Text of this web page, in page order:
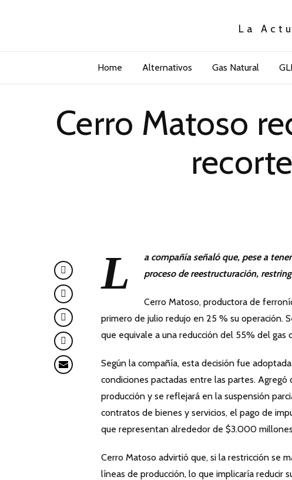
La
Home Alternativos Gas Natural
Cerro Matoso
L
a compañía señaló que, pese a
proceso de reestructuración,
Cerro Matoso, productora de
primero de julio redujo en 25 % su operación.
que equivale a una reducción del 55% del
Según la compañía, esta decisión fue
condiciones pactadas entre las partes.
producción y se reflejará en la suspensión
contratos de bienes y servicios, el pago de
que representan alrededor de $3.000
Cerro Matoso advirtió que, si la restricción se
líneas de producción, lo que implicaría reducir